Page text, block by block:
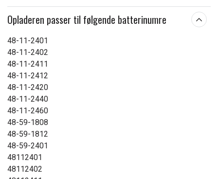
Opladeren passer til følgende batterinumre
48-11-2401
48-11-2402
48-11-2411
48-11-2412
48-11-2420
48-11-2440
48-11-2460
48-59-1808
48-59-1812
48-59-2401
48112401
48112402